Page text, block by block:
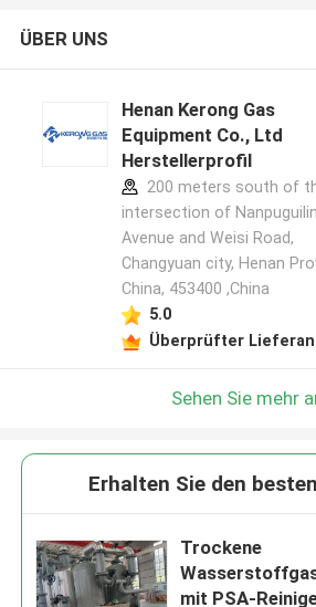
ÜBER UNS
Henan Kerong Gas
Equipment Co., Ltd
Herstellerprofil
200 meters south of
intersection of
Avenue and Weisi Road,
Changyuan city, Henan
China, 453400 ,China
5.0
Überprüfter
Sehen Sie mehr
Erhalten Sie den
Trockene
mit PSA-